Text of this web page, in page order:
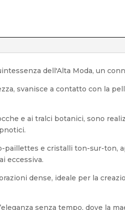
dell'Alta Moda, un
svanisce a contatto con la
e ai tralci botanici, sono
paillettes e cristalli ton-sur-ton,
eccessiva.
dense, ideale per la
senza tempo, dove la